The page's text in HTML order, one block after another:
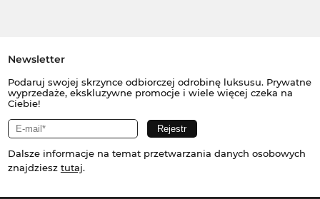
Newsletter
Podaruj swojej skrzynce odbiorczej odrobinę luksusu. Prywatne
wyprzedaże, ekskluzywne promocje i wiele więcej czeka na
Ciebie!
Dalsze informacje na temat przetwarzania danych osobowych
znajdziesz tutaj.